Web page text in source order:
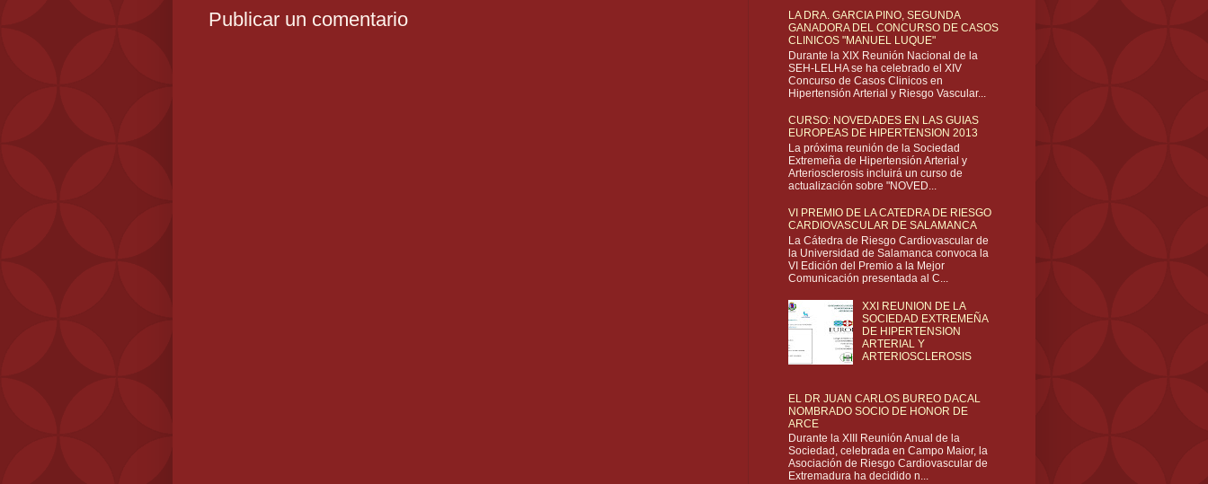
Publicar un comentario
LA DRA. GARCIA PINO, SEGUNDA
GANADORA DEL CONCURSO DE CASOS
CLINICOS "MANUEL LUQUE"
Durante la XIX Reunión Nacional de la
SEH-LELHA se ha celebrado el XIV
Concurso de Casos Clinicos en
Hipertensión Arterial y Riesgo Vascular...
CURSO: NOVEDADES EN LAS GUIAS
EUROPEAS DE HIPERTENSION 2013
La próxima reunión de la Sociedad
Extremeña de Hipertensión Arterial y
Arteriosclerosis incluirá un curso de
actualización sobre "NOVED...
VI PREMIO DE LA CATEDRA DE RIESGO
CARDIOVASCULAR DE SALAMANCA
La Cátedra de Riesgo Cardiovascular de
la Universidad de Salamanca convoca la
VI Edición del Premio a la Mejor
Comunicación presentada al C...
XXI REUNION DE LA
SOCIEDAD EXTREMEÑA
DE HIPERTENSION
ARTERIAL Y
ARTERIOSCLEROSIS
EL DR JUAN CARLOS BUREO DACAL
NOMBRADO SOCIO DE HONOR DE
ARCE
Durante la XIII Reunión Anual de la
Sociedad, celebrada en Campo Maior, la
Asociación de Riesgo Cardiovascular de
Extremadura ha decidido n...